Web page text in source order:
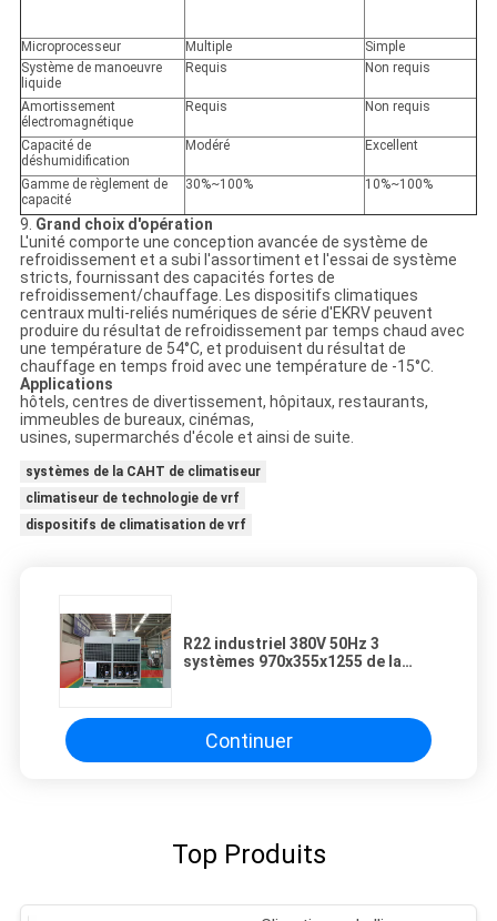
Microprocesseur Multiple
Simple
Système de manoeuvre
liquide
Requis Non requis
Amortissement
électromagnétique
Requis Non requis
Capacité de
déshumidification
Modéré Excellent
Gamme de règlement de
capacité
30%~100% 10%~100%
9. Grand choix d'opération
L'unité comporte une conception avancée de système de
refroidissement et a subi l'assortiment et l'essai de système
stricts, fournissant des capacités fortes de
refroidissement/chauffage. Les dispositifs climatiques
centraux multi-reliés numériques de série d'EKRV peuvent
produire du résultat de refroidissement par temps chaud avec
une température de 54°C, et produisent du résultat de
chauffage en temps froid avec une température de -15°C.
Applications
hôtels, centres de divertissement, hôpitaux, restaurants,
immeubles de bureaux, cinémas,
usines, supermarchés d'école et ainsi de suite.
systèmes de la CAHT de climatiseur
climatiseur de technologie de vrf
dispositifs de climatisation de vrf
R22 industriel 380V 50Hz 3
systèmes 970x355x1255 de la
Continuer
Top Produits